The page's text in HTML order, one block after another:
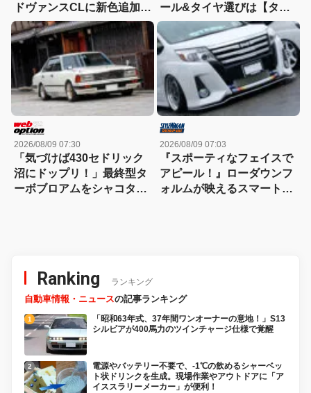
ドヴァンスCLに新色追加！
どちらも想像以上に効く
っ!!
ール&タイヤ選びは【タイ
ヤ&ホイール館フジ】にお
まかせ
2026/08/09 07:30
「気づけば430セドリック
沼にドップリ！」最終型タ
ーボブロアムをシャコタン
2026/08/09 07:03
『スポーティなフェイスで
アピール！』ローダウンフ
ォルムが映えるスマートな
Ranking ランキング
自動車情報・ニュースの記事ランキング
「昭和63年式、37年間ワンオーナーの意地！」S13
シルビアが400馬力のツインチャージ仕様で覚醒
電源やバッテリー不要で、-1℃の飲めるシャーベッ
ト状ドリンクを生成。現場作業やアウトドアに「ア
イススラリーメーカー」が便利！